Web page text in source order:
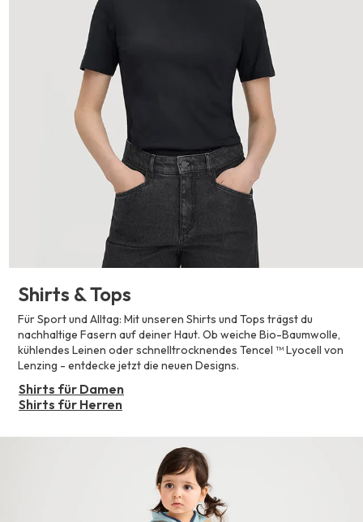
Shirts & Tops
Für Sport und Alltag: Mit unseren Shirts und Tops trägst du
nachhaltige Fasern auf deiner Haut. Ob weiche Bio-Baumwolle,
kühlendes Leinen oder schnelltrocknendes Tencel ™ Lyocell von
Lenzing - entdecke jetzt die neuen Designs.
Shirts für Damen
Shirts für Herren